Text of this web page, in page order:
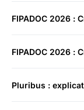
FIPADOC 2026 :
FIPADOC 2026 :
Pluribus :